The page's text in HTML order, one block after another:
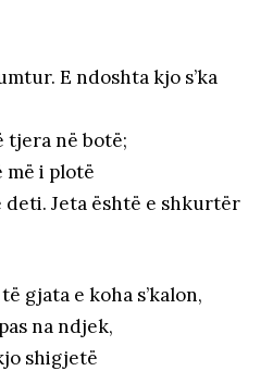
E ndoshta kjo s’ka
tjera në botë;
më i plotë
deti. Jeta është e shkurtër
gjata e koha s’kalon,
na ndjek,
shigjetë